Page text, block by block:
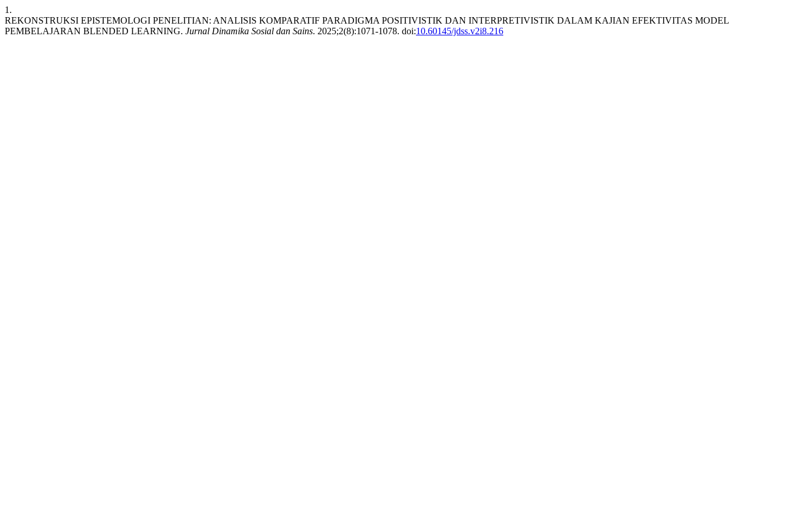
1.
REKONSTRUKSI EPISTEMOLOGI PENELITIAN: ANALISIS KOMPARATIF PARADIGMA POSITIVISTIK DAN INTERPRETIVISTIK DALAM KAJIAN EFEKTIVITAS MODEL
PEMBELAJARAN BLENDED LEARNING. Jurnal Dinamika Sosial dan Sains. 2025;2(8):1071-1078. doi:10.60145/jdss.v2i8.216